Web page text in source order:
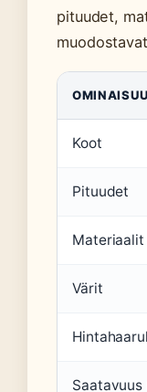
pituudet,
Koot
Pituudet
Materiaalit
Värit
Saatavuus